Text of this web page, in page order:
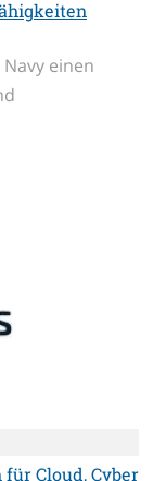
einen
Cloud, Cyber